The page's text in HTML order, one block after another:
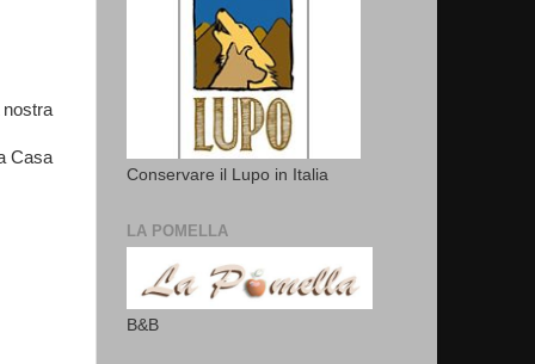
nostra
Casa
Conservare il Lupo in Italia
LA POMELLA
B&B